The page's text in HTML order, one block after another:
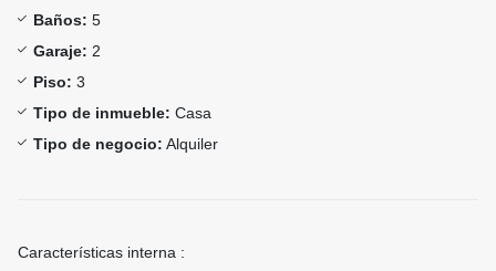
Baños: 5
Garaje: 2
Piso: 3
Tipo de inmueble: Casa
Tipo de negocio: Alquiler
Características interna :